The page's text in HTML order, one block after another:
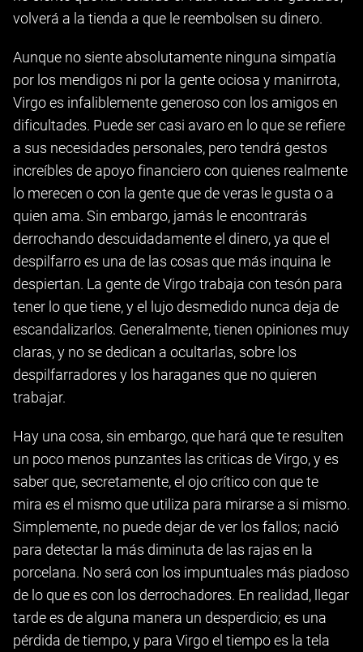
volverá a la tienda a que le reembolsen su dinero.
Aunque no siente absolutamente ninguna simpatía
por los mendigos ni por la gente ociosa y manirrota,
Virgo es infaliblemente generoso con los amigos en
dificultades. Puede ser casi avaro en lo que se refiere
a sus necesidades personales, pero tendrá gestos
increíbles de apoyo financiero con quienes realmente
lo merecen o con la gente que de veras le gusta o a
quien ama. Sin embargo, jamás le encontrarás
derrochando descuidadamente el dinero, ya que el
despilfarro es una de las cosas que más inquina le
despiertan. La gente de Virgo trabaja con tesón para
tener lo que tiene, y el lujo desmedido nunca deja de
escandalizarlos. Generalmente, tienen opiniones muy
claras, y no se dedican a ocultarlas, sobre los
despilfarradores y los haraganes que no quieren
trabajar.
Hay una cosa, sin embargo, que hará que te resulten
un poco menos punzantes las criticas de Virgo, y es
saber que, secretamente, el ojo crítico con que te
mira es el mismo que utiliza para mirarse a si mismo.
Simplemente, no puede dejar de ver los fallos; nació
para detectar la más diminuta de las rajas en la
porcelana. No será con los impuntuales más piadoso
de lo que es con los derrochadores. En realidad, llegar
tarde es de alguna manera un desperdicio; es una
pérdida de tiempo, y para Virgo el tiempo es la tela